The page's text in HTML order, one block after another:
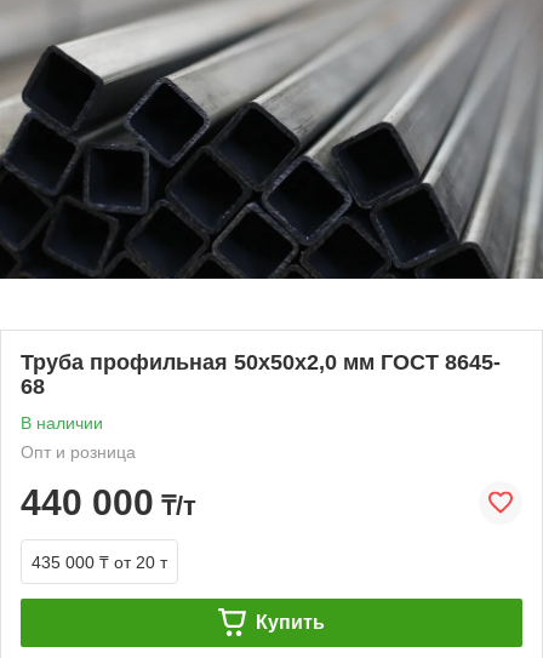
Труба профильная 50х50х2,0 мм ГОСТ 8645-
68
В наличии
Опт и розница
440 000 ₸/т
435 000 ₸ от 20 т
Купить